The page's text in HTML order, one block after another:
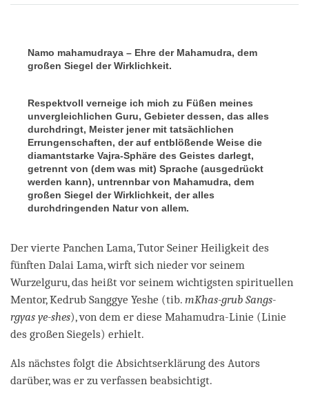
on
Namo mahamudraya – Ehre der Mahamudra, dem
großen Siegel der Wirklichkeit.
Respektvoll verneige ich mich zu Füßen meines
unvergleichlichen Guru, Gebieter dessen, das alles
durchdringt, Meister jener mit tatsächlichen
Errungenschaften, der auf entblößende Weise die
diamantstarke Vajra-Sphäre des Geistes darlegt,
getrennt von (dem was mit) Sprache (ausgedrückt
werden kann), untrennbar von Mahamudra, dem
großen Siegel der Wirklichkeit, der alles
durchdringenden Natur von allem.
Der vierte Panchen Lama, Tutor Seiner Heiligkeit des
fünften Dalai Lama, wirft sich nieder vor seinem
Wurzelguru, das heißt vor seinem wichtigsten spirituellen
Mentor, Kedrub Sanggye Yeshe (tib. mKhas-grub Sangs-
rgyas ye-shes), von dem er diese Mahamudra-Linie (Linie
des großen Siegels) erhielt.
Als nächstes folgt die Absichtserklärung des Autors
darüber, was er zu verfassen beabsichtigt.